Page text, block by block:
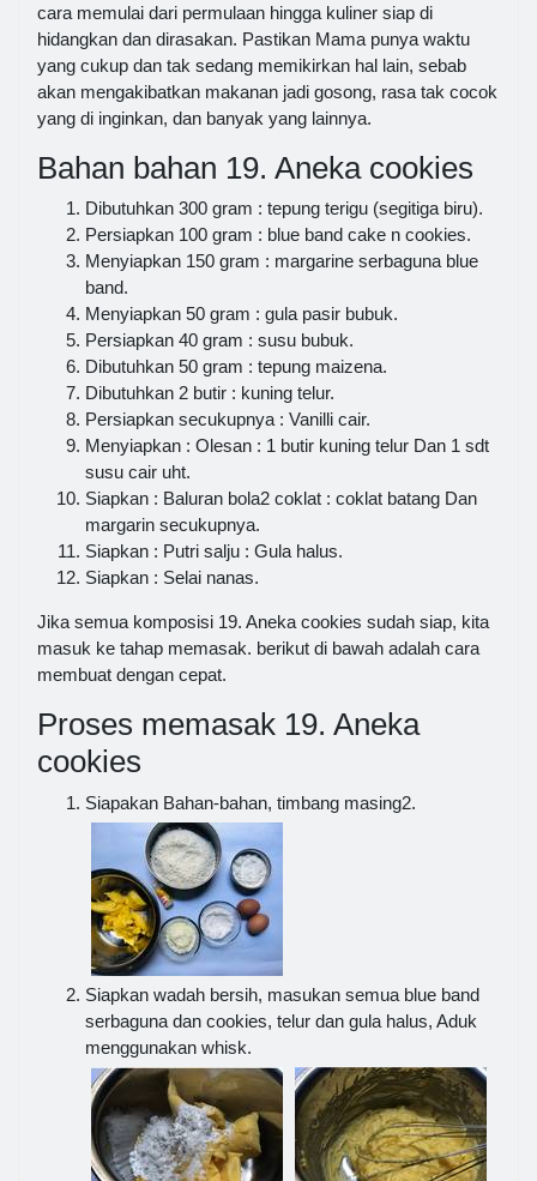
cara memulai dari permulaan hingga kuliner siap di
hidangkan dan dirasakan. Pastikan Mama punya waktu
yang cukup dan tak sedang memikirkan hal lain, sebab
akan mengakibatkan makanan jadi gosong, rasa tak cocok
yang di inginkan, dan banyak yang lainnya.
Bahan bahan 19. Aneka cookies
Dibutuhkan 300 gram : tepung terigu (segitiga biru).
Persiapkan 100 gram : blue band cake n cookies.
Menyiapkan 150 gram : margarine serbaguna blue
band.
Menyiapkan 50 gram : gula pasir bubuk.
Persiapkan 40 gram : susu bubuk.
Dibutuhkan 50 gram : tepung maizena.
Dibutuhkan 2 butir : kuning telur.
Persiapkan secukupnya : Vanilli cair.
Menyiapkan : Olesan : 1 butir kuning telur Dan 1 sdt
susu cair uht.
Siapkan : Baluran bola2 coklat : coklat batang Dan
margarin secukupnya.
Siapkan : Putri salju : Gula halus.
Siapkan : Selai nanas.
Jika semua komposisi 19. Aneka cookies sudah siap, kita
masuk ke tahap memasak. berikut di bawah adalah cara
membuat dengan cepat.
Proses memasak 19. Aneka
cookies
Siapakan Bahan-bahan, timbang masing2.
Siapkan wadah bersih, masukan semua blue band
serbaguna dan cookies, telur dan gula halus, Aduk
menggunakan whisk.